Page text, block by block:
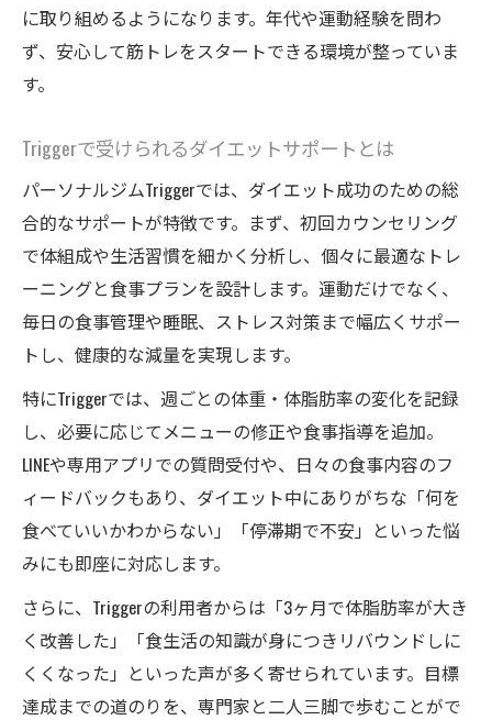
に取り組めるようになります。年代や運動経験を問わ
ず、安心して筋トレをスタートできる環境が整っていま
す。
Triggerで受けられるダイエットサポートとは
パーソナルジムTriggerでは、ダイエット成功のための総
合的なサポートが特徴です。まず、初回カウンセリング
で体組成や生活習慣を細かく分析し、個々に最適なトレ
ーニングと食事プランを設計します。運動だけでなく、
毎日の食事管理や睡眠、ストレス対策まで幅広くサポー
トし、健康的な減量を実現します。
特にTriggerでは、週ごとの体重・体脂肪率の変化を記録
し、必要に応じてメニューの修正や食事指導を追加。
LINEや専用アプリでの質問受付や、日々の食事内容のフ
ィードバックもあり、ダイエット中にありがちな「何を
食べていいかわからない」「停滞期で不安」といった悩
みにも即座に対応します。
さらに、Triggerの利用者からは「3ヶ月で体脂肪率が大き
く改善した」「食生活の知識が身につきリバウンドしに
くくなった」といった声が多く寄せられています。目標
達成までの道のりを、専門家と二人三脚で歩むことがで